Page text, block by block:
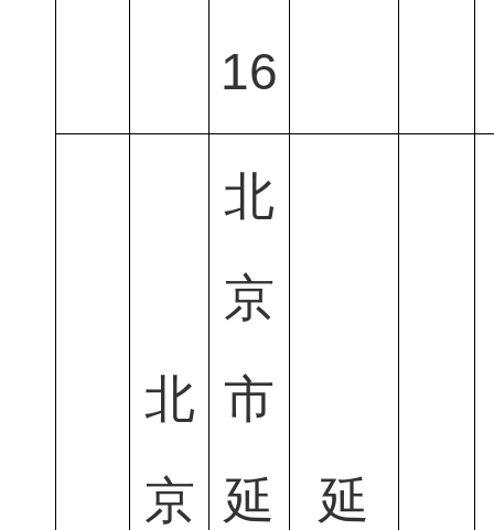
16
北
京
北
京
市
延
延